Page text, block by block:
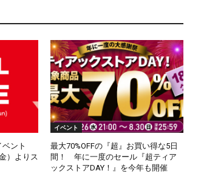
ント
）よりス
イベント
最大70%OFFの『超』お買い得な5日
間！ 年に一度のセール『超ティア
ックストアDAY！』を今年も開催